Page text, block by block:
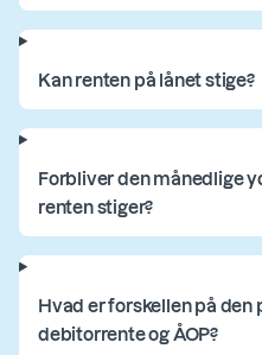
Kan renten på lånet stige?
Forbliver den månedlige
renten stiger?
Hvad er forskellen på den
debitorrente og ÅOP?